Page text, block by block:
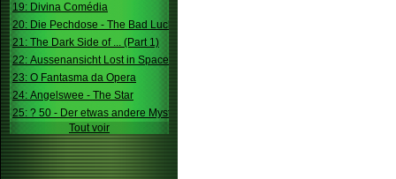
19: Divina Comédia
20: Die Pechdose - The Bad Luck Box
21: The Dark Side of ... (Part 1)
22: Aussenansicht Lost in Space
23: O Fantasma da Opera
24: Angelswee - The Star
25: ? 50 - Der etwas andere Mystery
Tout voir